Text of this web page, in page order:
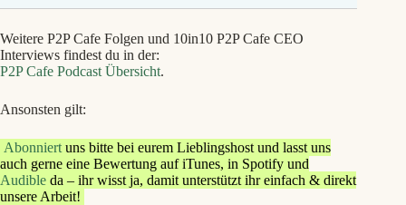
Weitere P2P Cafe Folgen und 10in10 P2P Cafe CEO
Interviews findest du in der:
P2P Cafe Podcast Übersicht.
Ansonsten gilt:
Abonniert uns bitte bei eurem Lieblingshost und lasst uns
auch gerne eine Bewertung auf iTunes, in Spotify und
Audible da – ihr wisst ja, damit unterstützt ihr einfach & direkt
unsere Arbeit!